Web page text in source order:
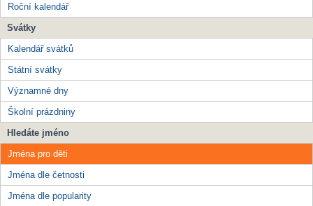
Roční kalendář
Svátky
Kalendář svátků
Státní svátky
Významné dny
Školní prázdniny
Hledáte jméno
Jména pro děti
Jména dle četnosti
Jména dle popularity